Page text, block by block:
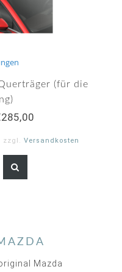
(für die
zzgl. Versandkosten
Mazda